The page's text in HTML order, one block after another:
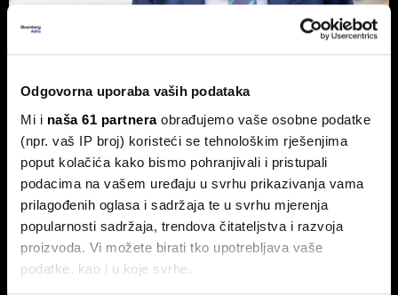
Odgovorna uporaba vaših podataka
Mi i naša 61 partneraobrađujemo vaše osobne podatke
(npr. vaš IP broj) koristeći se tehnološkim rješenjima
poput kolačića kako bismo pohranjivali i pristupali
podacima na vašem uređaju u svrhu prikazivanja vama
prilagođenih oglasa i sadržaja te u svrhu mjerenja
popularnosti sadržaja, trendova čitateljstva i razvoja
proizvoda. Vi možete birati tko upotrebljava vaše
podatke, kao i u koje svrhe.
Novog britanskog premijera čeka
prazna blagajna - Burnham planira
nacionalizaciju
Pad vlade Keira Starmera i uspon Andyja Burnhama kao
najizglednijeg nasljednika otvorili su ozbiljna pitanja o
budućnosti ekonomske politike UK-a.